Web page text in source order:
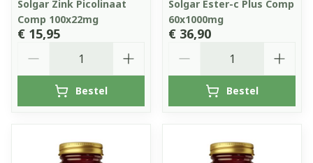
Solgar Zink Picolinaat
Comp 100x22mg
€ 15,95
Bestel
Solgar Ester-c Plus Comp
60x1000mg
€ 36,90
Bestel